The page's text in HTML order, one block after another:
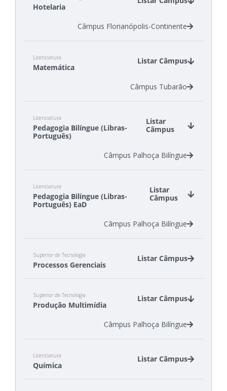
Hotelaria
Câmpus Florianópolis-Continente
Licenciatura
Matemática
Listar Câmpus
Câmpus Tubarão
Licenciatura
Pedagogia Bilíngue (Libras-
Português)
Listar
Câmpus
Câmpus Palhoça Bilíngue
Licenciatura
Pedagogia Bilíngue (Libras-
Português) EaD
Listar
Câmpus
Câmpus Palhoça Bilíngue
Superior de Tecnologia
Processos Gerenciais
Listar Câmpus
Câmpus São Miguel do Oeste
Superior de Tecnologia
Produção Multimídia
Listar Câmpus
Câmpus Palhoça Bilíngue
Licenciatura
Química
Listar Câmpus